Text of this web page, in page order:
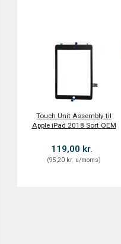
Touch Unit Assembly til
Apple iPad 2018 Sort OEM
119,00 kr.
(95,20 kr. u/moms)